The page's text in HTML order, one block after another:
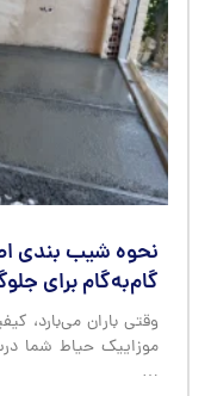
نحوه شیب‌ بندی
گام‌به‌گام برای
وقتی باران
موزاییک حیاط شما
…